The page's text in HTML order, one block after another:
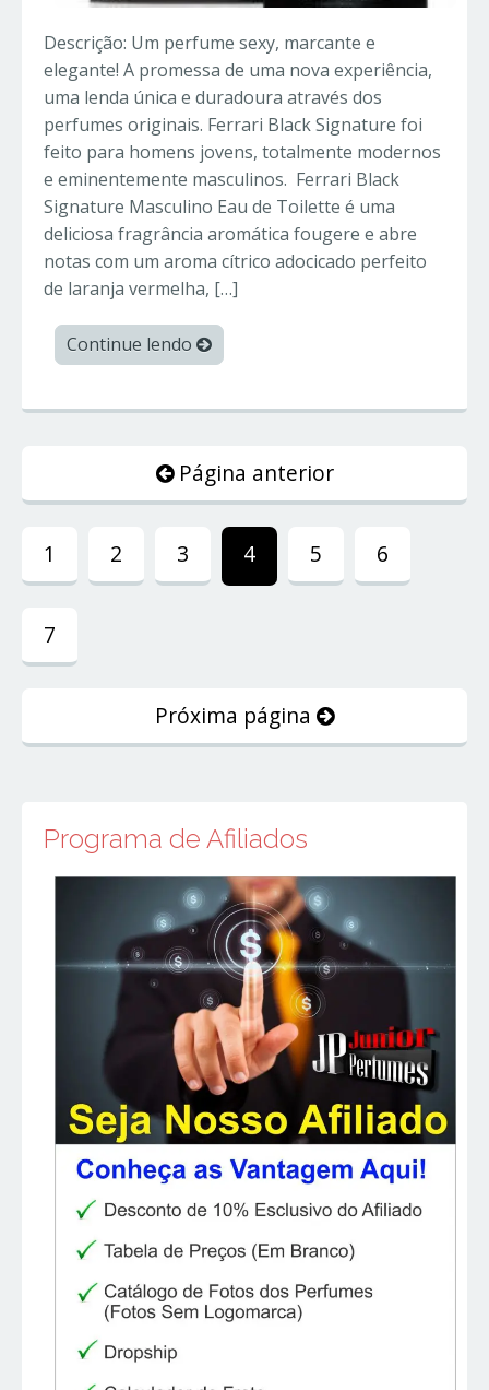
Descrição: Um perfume sexy, marcante e
elegante! A promessa de uma nova experiência,
uma lenda única e duradoura através dos
perfumes originais. Ferrari Black Signature foi
feito para homens jovens, totalmente modernos
e eminentemente masculinos. Ferrari Black
Signature Masculino Eau de Toilette é uma
deliciosa fragrância aromática fougere e abre
notas com um aroma cítrico adocicado perfeito
de laranja vermelha, […]
Continue lendo
Página anterior
1 2 3 4 5 6
7
Próxima página
Programa de Afiliados